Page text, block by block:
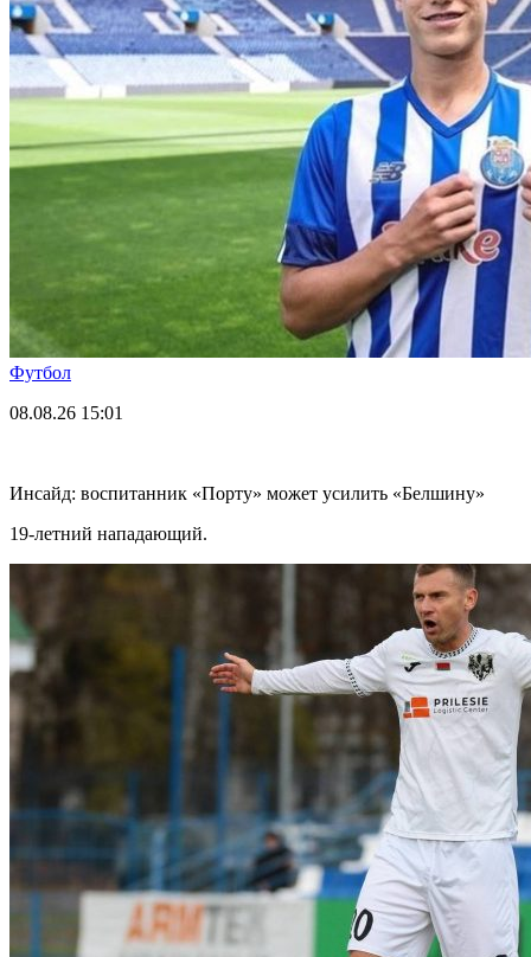
Футбол
08.08.26 15:01
Инсайд: воспитанник «Порту» может усилить «Белшину»
19-летний нападающий.